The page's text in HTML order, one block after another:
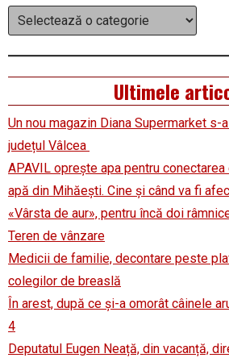
Categorii
Ultimele
Un nou magazin Diana Supermarket s-
județul Vâlcea
APAVIL oprește apa pentru
apă din Mihăești. Cine și când va fi
«Vârsta de aur», pentru încă doi
Teren de vânzare
Medicii de familie, decontare peste
colegilor de breaslă
În arest, după ce și-a omorât câinele
4
Deputatul Eugen Neață, din vacanță,